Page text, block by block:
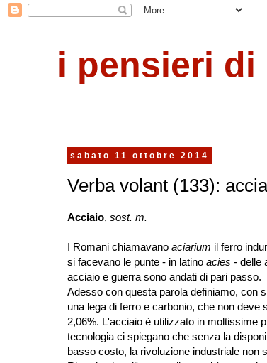
i pensieri di
sabato 11 ottobre 2014
Verba volant (133):
Acciaio, sost. m.
I Romani chiamavano aciarium il ferro
si facevano le punte - in latino acies - delle
acciaio e guerra sono andati di pari passo.
Adesso con questa parola definiamo, con
una lega di ferro e carbonio, che non deve
2,06%. L'acciaio è utilizzato in moltissime
tecnologia ci spiegano che senza la
basso costo, la rivoluzione industriale non